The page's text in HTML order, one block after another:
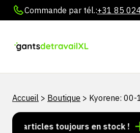
Commande par tél.:+31 85
Accueil > Boutique > Kyorene: 00-
d'articles toujours en stock !